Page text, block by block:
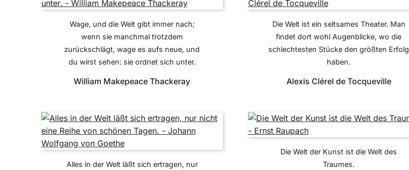
Wage, und die Welt gibt immer nach;
wenn sie manchmal trotzdem
zurückschlägt, wage es aufs neue, und
du wirst sehen: sie ordnet sich unter.
William Makepeace Thackeray
Die Welt ist ein seltsames Theater. Man
findet dort wohl Augenblicke, wo die
schlechtesten Stücke den größten Erfolg
haben.
Alexis Clérel de Tocqueville
Alles in der Welt läßt sich ertragen, nur
Die Welt der Kunst ist die Welt des
Traumes.